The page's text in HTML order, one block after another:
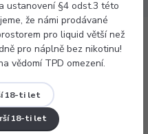
ustanovení §4 odst.3 této
že námi prodávané
pro liquid větší než
pro náplně bez nikotinu!
vědomí TPD omezení.
18-ti let
18-ti let